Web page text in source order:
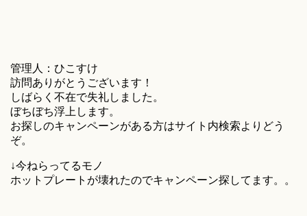
管理人：ひこすけ
訪問ありがとうございます！
しばらく不在で失礼しました。
ぼちぼち浮上します。
お探しのキャンペーンがある方はサイト内検索よりどう
ぞ。
↓今ねらってるモノ
ホットプレートが壊れたのでキャンペーン探してます。。